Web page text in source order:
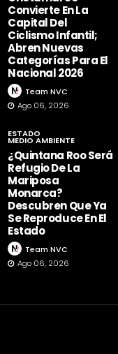
Convierte En La
Capital Del
Ciclismo Infantil;
Abren Nuevas
Categorías Para El
Nacional 2026
Team NVC
Ago 06, 2026
ESTADO
MEDIO AMBIENTE
¿Quintana Roo Será
Refugio De La
Mariposa
Monarca?
Descubren Que Ya
Se Reproduce En El
Estado
Team NVC
Ago 06, 2026